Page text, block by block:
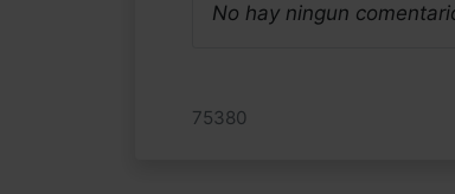
No hay ningun
75380